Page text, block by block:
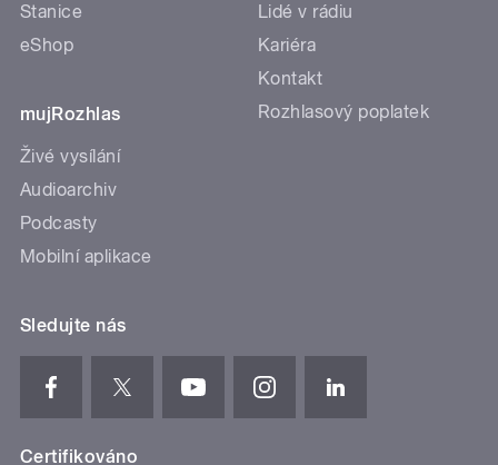
Stanice
eShop
mujRozhlas
Živé vysílání
Audioarchiv
Podcasty
Mobilní aplikace
Lidé v rádiu
Kariéra
Kontakt
Rozhlasový poplatek
Sledujte nás
Certifikováno